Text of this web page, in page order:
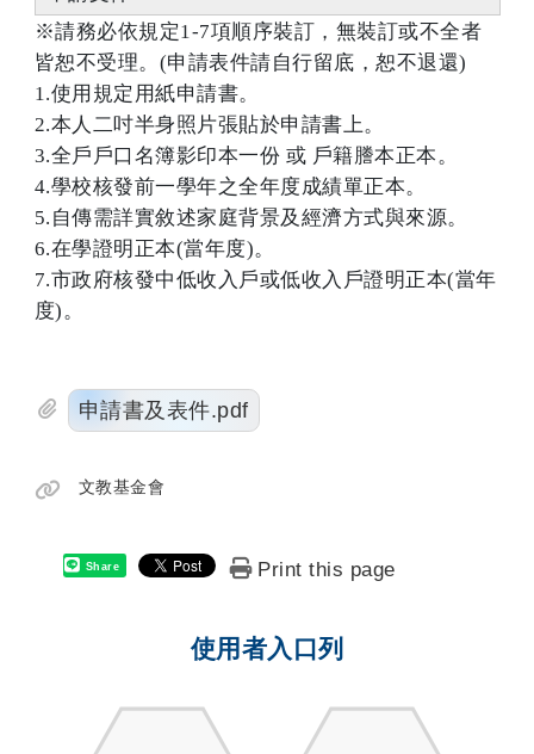
※請務必依規定1-7項順序裝訂，無裝訂或不全者
皆恕不受理。(申請表件請自行留底，恕不退還)
1.使用規定用紙申請書。
2.本人二吋半身照片張貼於申請書上。
3.全戶戶口名簿影印本一份 或 戶籍謄本正本。
4.學校核發前一學年之全年度成績單正本。
5.自傳需詳實敘述家庭背景及經濟方式與來源。
6.在學證明正本(當年度)。
7.市政府核發中低收入戶或低收入戶證明正本(當年
度)。
申請書及表件.pdf
文教基金會
Share Print this page
使用者入口列